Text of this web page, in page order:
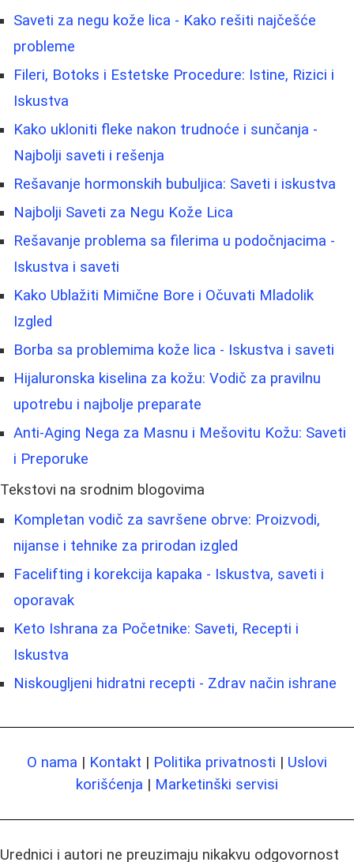
Saveti za negu kože lica - Kako rešiti najčešće
probleme
Fileri, Botoks i Estetske Procedure: Istine, Rizici i
Iskustva
Kako ukloniti fleke nakon trudnoće i sunčanja -
Najbolji saveti i rešenja
Rešavanje hormonskih bubuljica: Saveti i iskustva
Najbolji Saveti za Negu Kože Lica
Rešavanje problema sa filerima u podočnjacima -
Iskustva i saveti
Kako Ublažiti Mimične Bore i Očuvati Mladolik
Izgled
Borba sa problemima kože lica - Iskustva i saveti
Hijaluronska kiselina za kožu: Vodič za pravilnu
upotrebu i najbolje preparate
Anti-Aging Nega za Masnu i Mešovitu Kožu: Saveti
i Preporuke
Tekstovi na srodnim blogovima
Kompletan vodič za savršene obrve: Proizvodi,
nijanse i tehnike za prirodan izgled
Facelifting i korekcija kapaka - Iskustva, saveti i
oporavak
Keto Ishrana za Početnike: Saveti, Recepti i
Iskustva
Niskougljeni hidratni recepti - Zdrav način ishrane
O nama | Kontakt | Politika privatnosti | Uslovi
korišćenja | Marketinški servisi
Urednici i autori ne preuzimaju nikakvu odgovornost